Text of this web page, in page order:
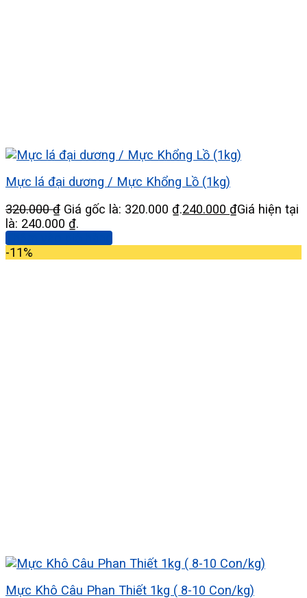
Mực lá đại dương / Mực Khổng Lồ (1kg)
320.000₫ Giá gốc là: 320.000 ₫.240.000 ₫Giá hiện tại
là: 240.000 ₫.
Thêm vào giỏ hàng
-11%
Mực Khô Câu Phan Thiết 1kg ( 8-10 Con/kg)